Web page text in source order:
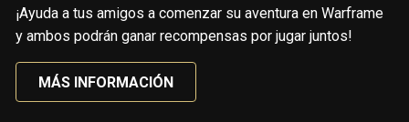
¡Ayuda a tus amigos a comenzar su aventura en Warframe
y ambos podrán ganar recompensas por jugar juntos!
MÁS INFORMACIÓN